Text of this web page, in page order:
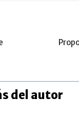
del autor